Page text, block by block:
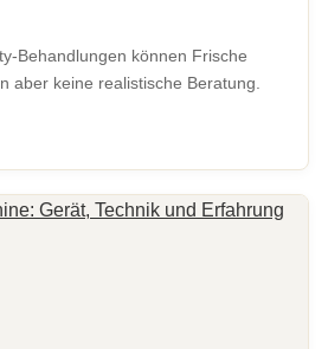
Behandlungen können Frische
aber keine realistische Beratung.